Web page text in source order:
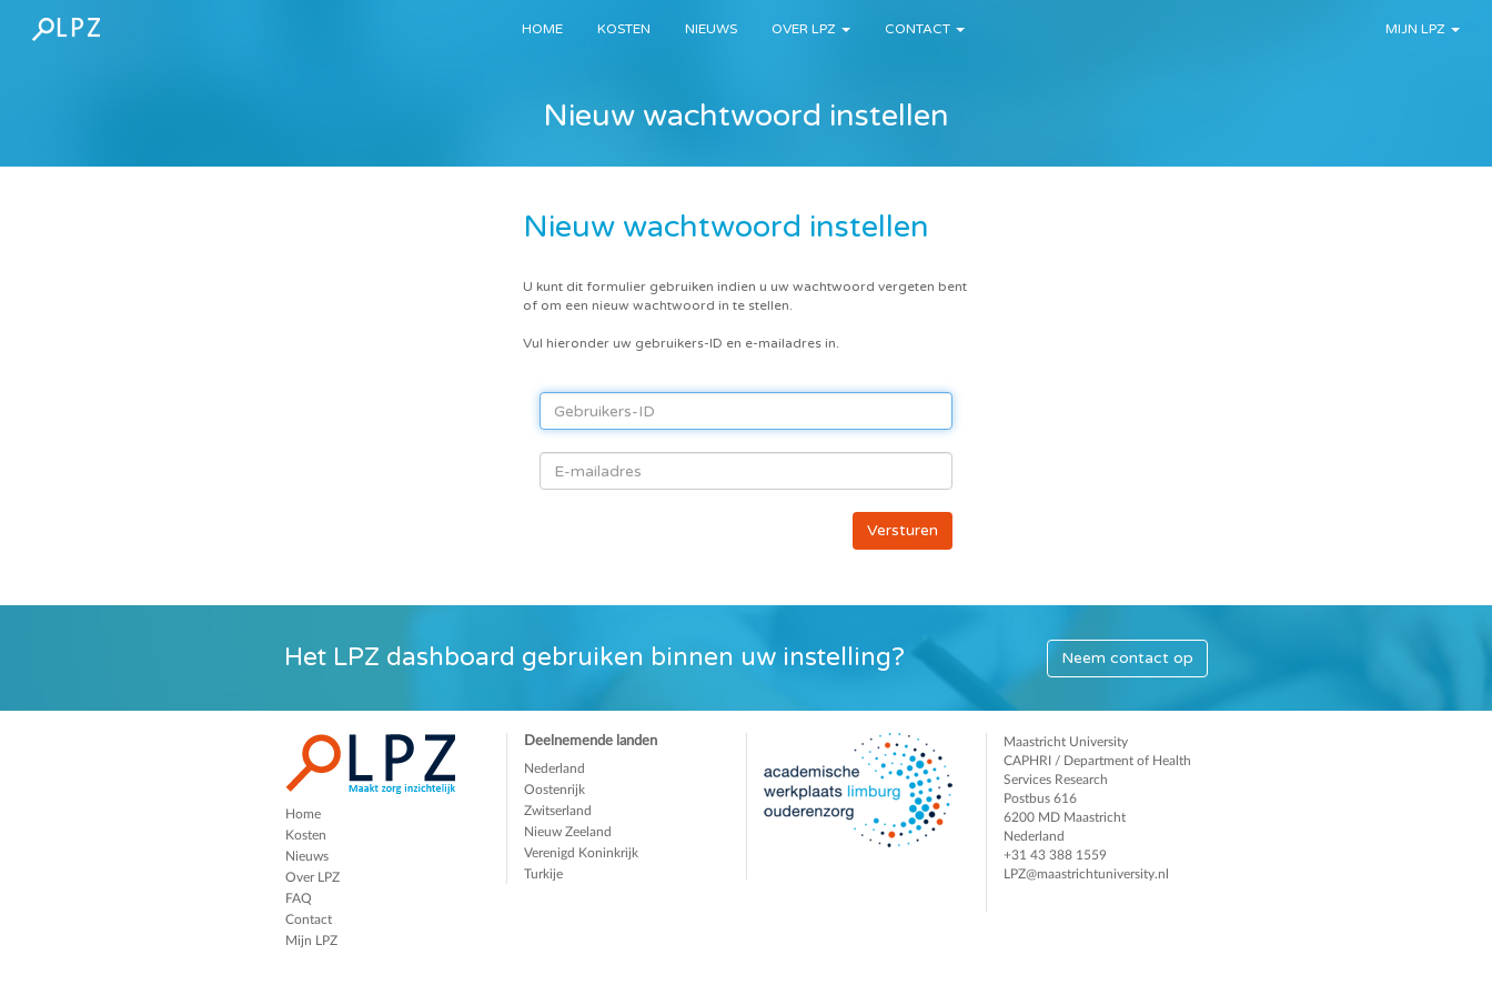
HOME KOSTEN NIEUWS OVER LPZ CONTACT MIJN LPZ
Nieuw wachtwoord instellen
Nieuw wachtwoord instellen
U kunt dit formulier gebruiken indien u uw wachtwoord vergeten bent
of om een nieuw wachtwoord in te stellen.
Vul hieronder uw gebruikers-ID en e-mailadres in.
Het LPZ dashboard gebruiken binnen uw instelling? Neem contact op
Maastricht University
CAPHRI / Department of Health
Services Research
Postbus 616
6200 MD Maastricht
Nederland
+31 43 388 1559
Deelnemende landen
Nederland
Oostenrijk
Zwitserland
Nieuw Zeeland
Verenigd Koninkrijk
Turkije
Home
Kosten
Nieuws
Over LPZ
FAQ
Contact
Mijn LPZ